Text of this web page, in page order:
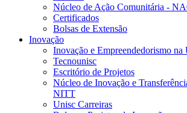
Núcleo de Ação Comunitária -
Certificados
Bolsas de Extensão
Inovação
Inovação e Empreendedorismo na
Tecnounisc
Escritório de Projetos
Núcleo de Inovação e
NITT
Unisc Carreiras